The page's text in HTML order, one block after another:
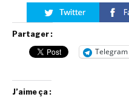
Partager :
Telegram
J’aime ça :